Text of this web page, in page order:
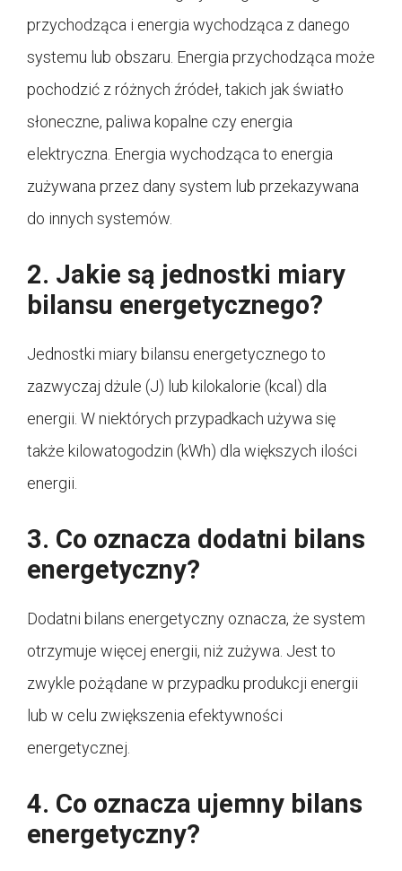
przychodząca i energia wychodząca z danego
systemu lub obszaru. Energia przychodząca może
pochodzić z różnych źródeł, takich jak światło
słoneczne, paliwa kopalne czy energia
elektryczna. Energia wychodząca to energia
zużywana przez dany system lub przekazywana
do innych systemów.
2. Jakie są jednostki miary
bilansu energetycznego?
Jednostki miary bilansu energetycznego to
zazwyczaj dżule (J) lub kilokalorie (kcal) dla
energii. W niektórych przypadkach używa się
także kilowatogodzin (kWh) dla większych ilości
energii.
3. Co oznacza dodatni bilans
energetyczny?
Dodatni bilans energetyczny oznacza, że system
otrzymuje więcej energii, niż zużywa. Jest to
zwykle pożądane w przypadku produkcji energii
lub w celu zwiększenia efektywności
energetycznej.
4. Co oznacza ujemny bilans
energetyczny?